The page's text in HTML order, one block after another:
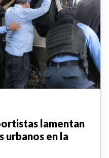
lamentan
urbanos en la